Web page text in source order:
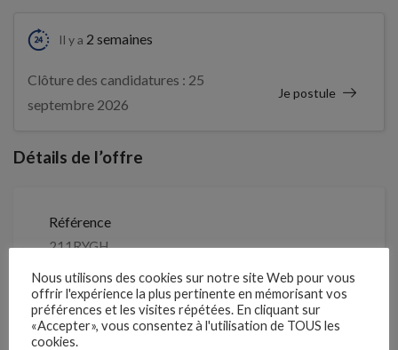
Il y a 2 semaines
Clôture des candidatures : 25
septembre 2026
Je postule
Détails de l’offre
Référence
211RYGH
Clôture des candidatures : 25 septembre 2026
Nous utilisons des cookies sur notre site Web pour vous
offrir l'expérience la plus pertinente en mémorisant vos
préférences et les visites répétées. En cliquant sur
«Accepter», vous consentez à l'utilisation de TOUS les
cookies.